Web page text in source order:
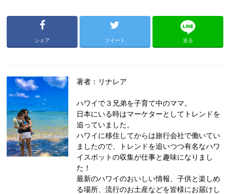
シェア ツイート 送る
著者：リナレア
ハワイで３兄弟を子育て中のママ。
日本にいる時はマーケターとしてトレンドを
追っていました。
ハワイに移住してからは旅行会社で働いてい
ましたので、トレンドを追いつつ有名なハワ
イスポットの収集が仕事と趣味になりまし
た！
最新のハワイのおいしい情報、子供と楽しめ
る場所、流行のお土産などを皆様にお届けし